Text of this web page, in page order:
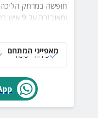
חופשה במרחק הליכה
בכל הנדרש לבישול
מאפייני המתחם
3 חדרי שינה